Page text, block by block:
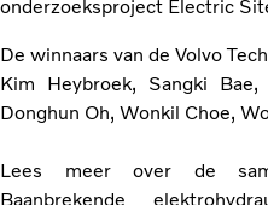
onderzoeksproject Electric
De winnaars van de Volvo
Kim Heybroek, Sangki
Donghun Oh, Wonkil Choe,
Lees meer over de
Baanbrekende